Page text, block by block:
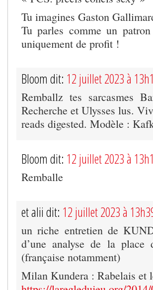
Tu imagines Gaston
Tu parles comme un
uniquement de profit !
Bloom dit: 12 juillet 2023 à
Remballz tes sarcasmes
Recherche et Ulysses lus.
reads digested. Modèle :
Bloom dit: 12 juillet 2023 à
Remballe
et alii dit: 12 juillet 2023 à
un riche entretien de
d’une analyse de la
(française notamment)
Milan Kundera : Rabelais et